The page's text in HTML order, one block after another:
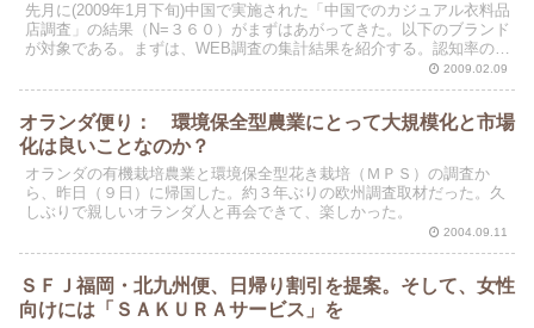
先月に(2009年1月下旬)中国で実施された「中国でのカジュアル衣料品
店調査」の結果（N=３６０）がまずはあがってきた。以下のブランド
が対象である。まずは、WEB調査の集計結果を紹介する。認知率のみ
2009.02.09
オランダ便り： 環境保全型農業にとって大規模化と市場
化は良いことなのか？
オランダの有機栽培農業と環境保全型花き栽培（ＭＰＳ）の調査か
ら、昨日（９日）に帰国した。約３年ぶりの欧州調査取材だった。久
しぶりで親しいオランダ人と再会できて、楽しかった。
2004.09.11
ＳＦＪ福岡・北九州便、日帰り割引を提案。そして、女性
向けには「ＳＡＫＵＲＡサービス」を